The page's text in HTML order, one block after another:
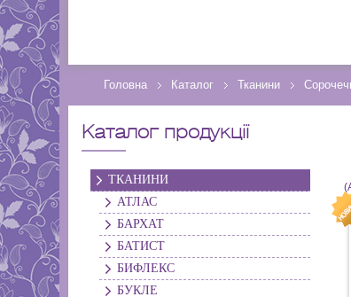
Головна Каталог Тканини
Каталог продукції
ТКАНИНИ
АТЛАС
БАРХАТ
БАТИСТ
БИФЛЕКС
БУКЛЕ